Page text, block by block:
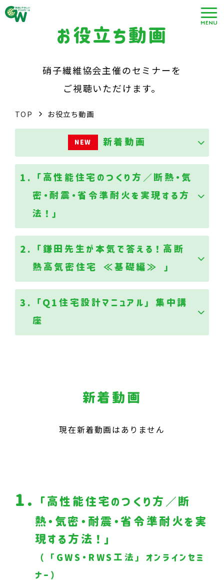
お役立ち動画
硝子繊維協会主催のセミナーを
ご視聴いただけます。
TOP お役立ち動画
NEW 新着動画
1.「高性能住宅のつくり方／断熱・気
密・耐震・省令準耐火を実現する方
法！」
2.「鎌田先生が本気で答える！高断
熱高気密住宅 ≪基礎編≫ 」
3.「Ｑ1住宅設計マニュアル」集中講
座
新着動画
現在新着動画はありません
1.
「高性能住宅のつくり方／断
熱・気密・耐震・省令準耐火を実
現する方法！」
（「GWS・RWS工法」オンラインセミ
ナー）